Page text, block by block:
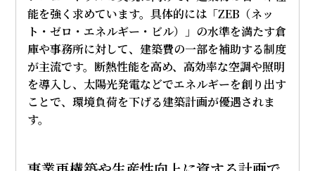
能を強く求めています。具体的には「ZEB（ネッ
ト・ゼロ・エネルギー・ビル）」の水準を満たす倉
庫や事務所に対して、建築費の一部を補助する制度
が主流です。断熱性能を高め、高効率な空調や照明
を導入し、太陽光発電などでエネルギーを創り出す
ことで、環境負荷を下げる建築計画が優遇されま
す。